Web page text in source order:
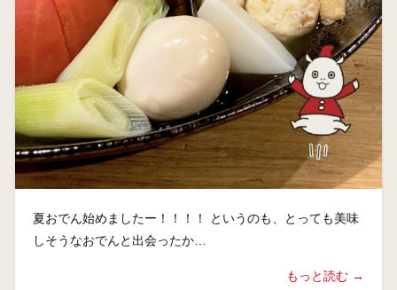
夏おでん始めましたー！！！！ というのも、とっても美味
しそうなおでんと出会ったか…
もっと読む →